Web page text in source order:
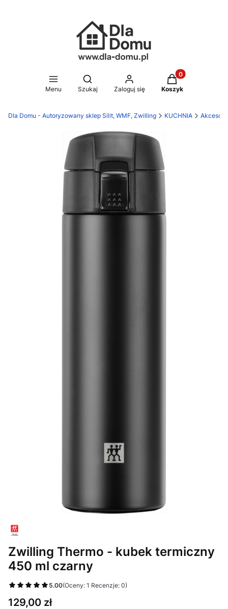
Menu
Otwórz wyszukiwarkę
Szukaj Zaloguj się
Produkty w
Koszyk
Dla Domu - Autoryzowany sklep Silit, WMF, Zwilling KUCHNIA
Zwilling Thermo - kubek termiczny
450 ml czarny
5.00(Oceny: 1 Recenzje: 0)
Cena
129,00 zł